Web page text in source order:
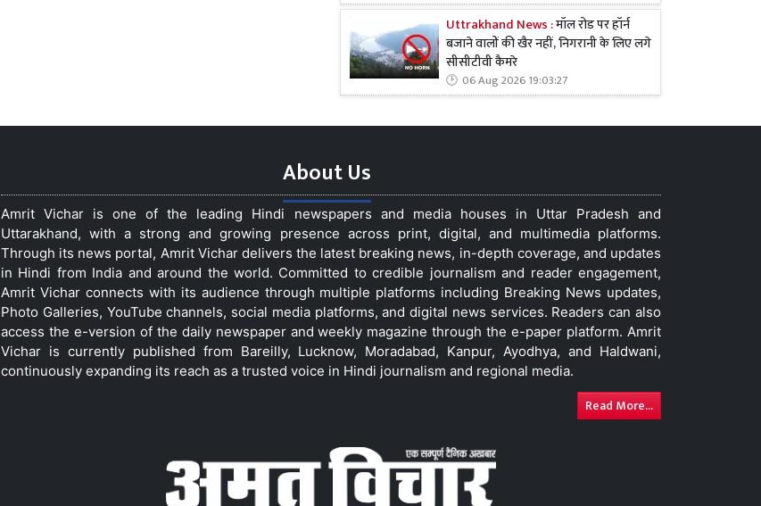
Uttrakhand News :मॉल रोड पर हॉर्न
बजाने वालों की खैर नहीं, निगरानी के लिए लगे
सीसीटीवी कैमरे
06 Aug 2026 19:03:27
About Us
Amrit Vichar is one of the leading Hindi newspapers and media houses in Uttar Pradesh and
Uttarakhand, with a strong and growing presence across print, digital, and multimedia platforms.
Through its news portal, Amrit Vichar delivers the latest breaking news, in-depth coverage, and updates
in Hindi from India and around the world. Committed to credible journalism and reader engagement,
Amrit Vichar connects with its audience through multiple platforms including Breaking News updates,
Photo Galleries, YouTube channels, social media platforms, and digital news services. Readers can also
access the e-version of the daily newspaper and weekly magazine through the e-paper platform. Amrit
Vichar is currently published from Bareilly, Lucknow, Moradabad, Kanpur, Ayodhya, and Haldwani,
continuously expanding its reach as a trusted voice in Hindi journalism and regional media.
Read More...